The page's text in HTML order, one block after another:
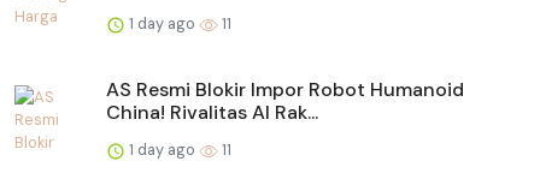
1 day ago 11
AS Resmi Blokir Impor Robot Humanoid
China! Rivalitas AI Rak...
1 day ago 11